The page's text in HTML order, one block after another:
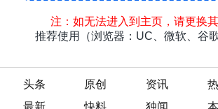
头条 原创 资讯
最新
快料 独闻